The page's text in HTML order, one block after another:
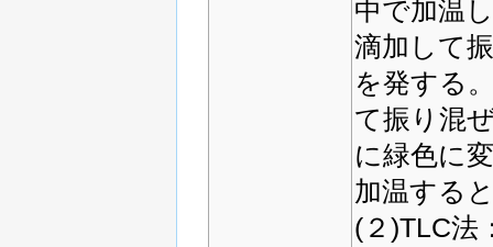
中で加温
滴加して
を発する
て振り混
に緑色に
加温する
(２)TLC法